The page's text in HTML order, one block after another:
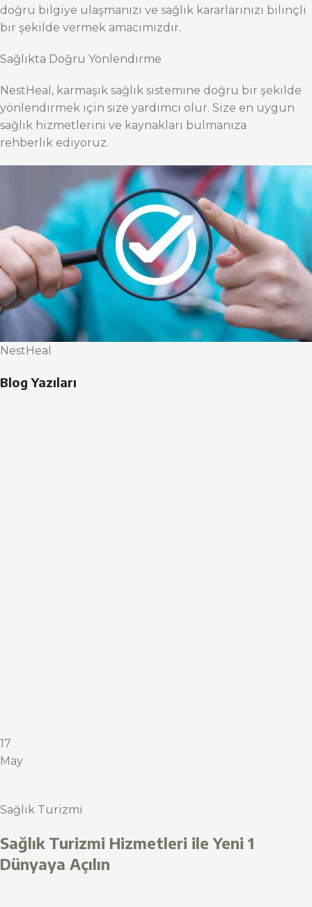
doğru bilgiye ulaşmanızı ve sağlık kararlarınızı bilinçli
bir şekilde vermek amacımızdır.
Sağlıkta Doğru Yönlendirme
NestHeal, karmaşık sağlık sistemine doğru bir şekilde
yönlendirmek için size yardımcı olur. Size en uygun
sağlık hizmetlerini ve kaynakları bulmanıza
rehberlik ediyoruz.
NestHeal
Blog Yazıları
17
May
Sağlık Turizmi
Sağlık Turizmi Hizmetleri ile Yeni 1
Dünyaya Açılın